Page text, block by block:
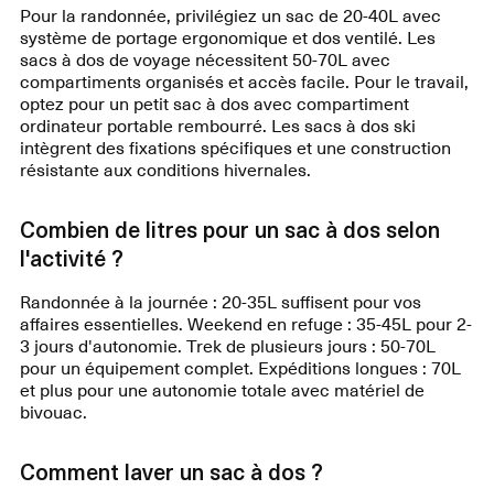
Pour la randonnée, privilégiez un sac de 20-40L avec
système de portage ergonomique et dos ventilé. Les
sacs à dos de voyage nécessitent 50-70L avec
compartiments organisés et accès facile. Pour le travail,
optez pour un petit sac à dos avec compartiment
ordinateur portable rembourré. Les sacs à dos ski
intègrent des fixations spécifiques et une construction
résistante aux conditions hivernales.
Combien de litres pour un sac à dos selon
l'activité ?
Randonnée à la journée : 20-35L suffisent pour vos
affaires essentielles. Weekend en refuge : 35-45L pour 2-
3 jours d'autonomie. Trek de plusieurs jours : 50-70L
pour un équipement complet. Expéditions longues : 70L
et plus pour une autonomie totale avec matériel de
bivouac.
Comment laver un sac à dos ?